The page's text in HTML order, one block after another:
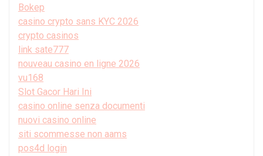
Bokep
casino crypto sans KYC 2026
crypto casinos
link sate777
nouveau casino en ligne 2026
vu168
Slot Gacor Hari Ini
casino online senza documenti
nuovi casino online
siti scommesse non aams
pos4d login